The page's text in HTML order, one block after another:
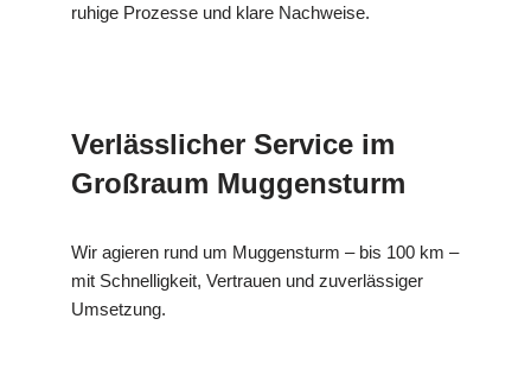
ruhige Prozesse und klare Nachweise.
Verlässlicher Service im
Großraum Muggensturm
Wir agieren rund um Muggensturm – bis 100 km –
mit Schnelligkeit, Vertrauen und zuverlässiger
Umsetzung.